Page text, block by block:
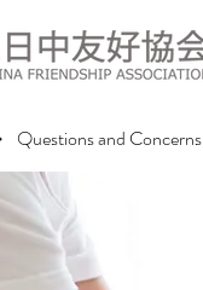
Questions and Concerns